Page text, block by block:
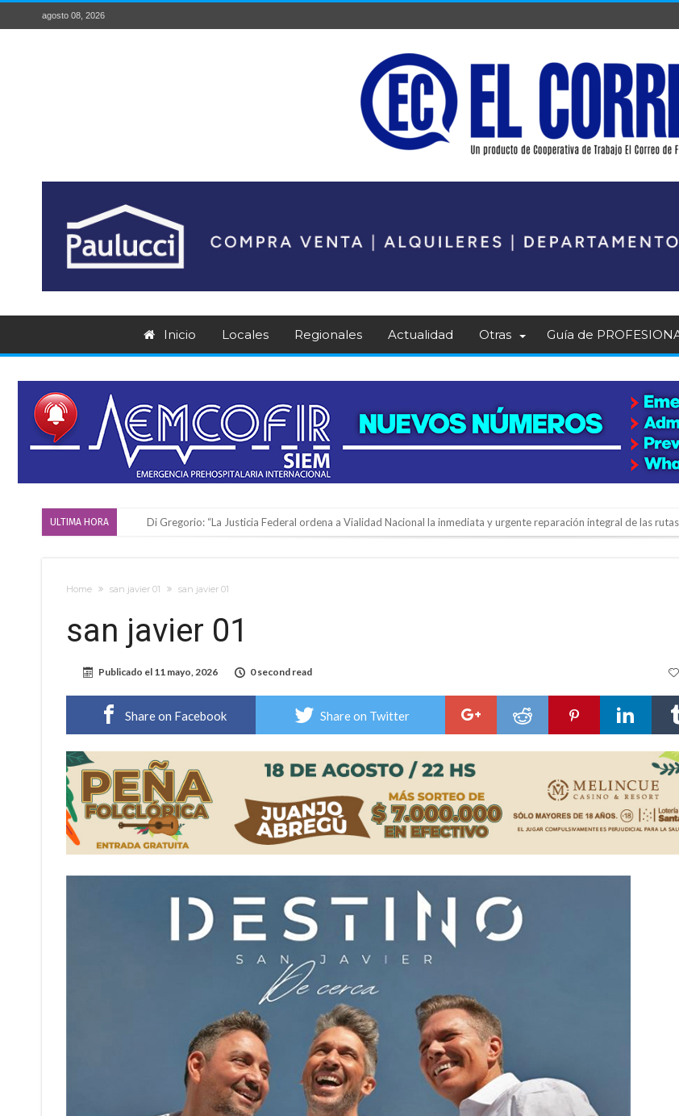
agosto 08, 2026
Inicio Locales Regionales Actualidad Otras Guía de
ULTIMA HORA Di Gregorio: “La Justicia Federal ordena a Vialidad Nacional la inmediata y urgente reparación integral de las
“La medicina nos salvó”: la emotiva historia de la firmatense que se recibió de médica y se reencontró con el
Firmat será sede del segundo Torneo Regional de Básquet 3×3 Inclusivo
Villada: el viento provocó el desprendimiento del techo del galpón del ferrocarril
Colecta solidaria de juguetes en Firmat para el EPI y el Hospital Vilela
Home san javier 01 san javier 01
san javier 01
Publicado el 11 mayo, 2026 0 second read
Share on Facebook Share on Twitter